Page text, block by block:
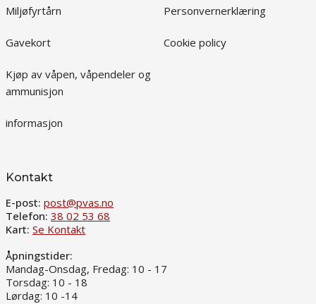
Miljøfyrtårn
Gavekort
Kjøp av våpen, våpendeler og
ammunisjon
informasjon
Personvernerklæring
Cookie policy
Kontakt
E-post: post@pvas.no
Telefon: 38 02 53 68
Kart: Se Kontakt
Åpningstider:
Mandag-Onsdag, Fredag: 10 - 17
Torsdag: 10 - 18
Lørdag: 10 -14